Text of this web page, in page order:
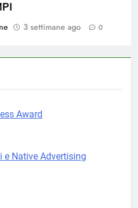
3 settimane ago 0
Award
e Native Advertising